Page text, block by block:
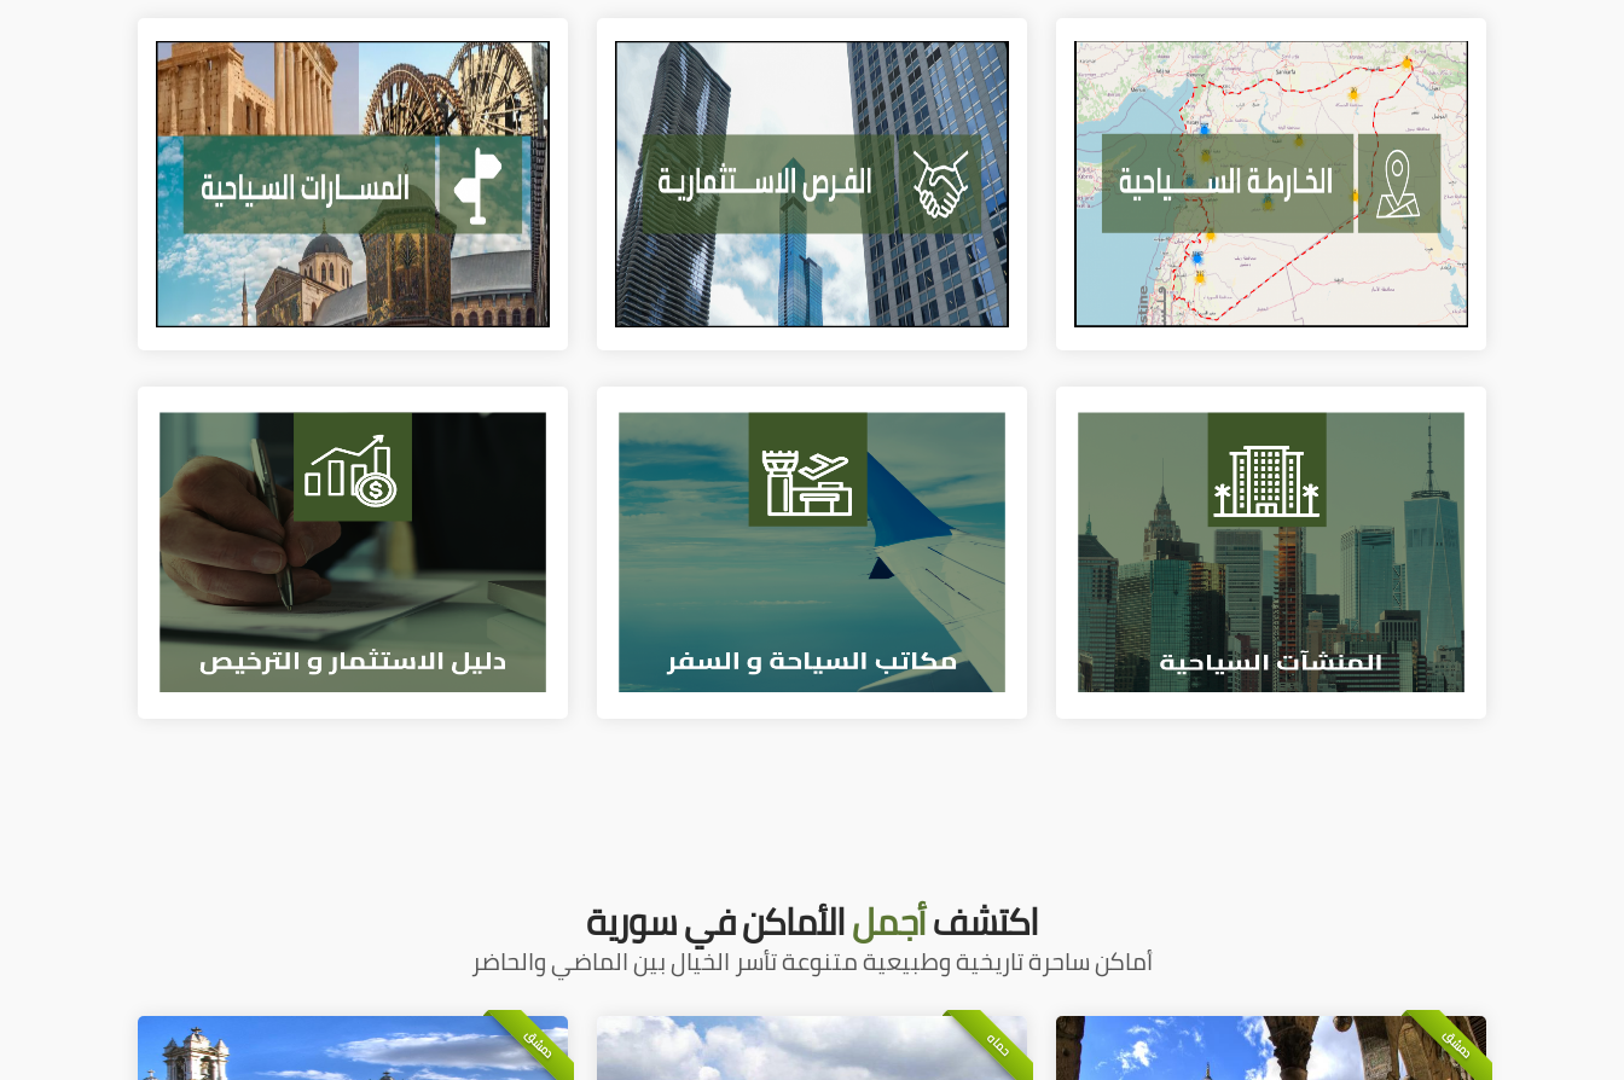
اكتشفأجملالأماكن في سورية
أماكن ساحرة تاريخية وطبيعية متنوعة تأسر الخيال بين الماضي والحاضر
دمشق حماه دمشق